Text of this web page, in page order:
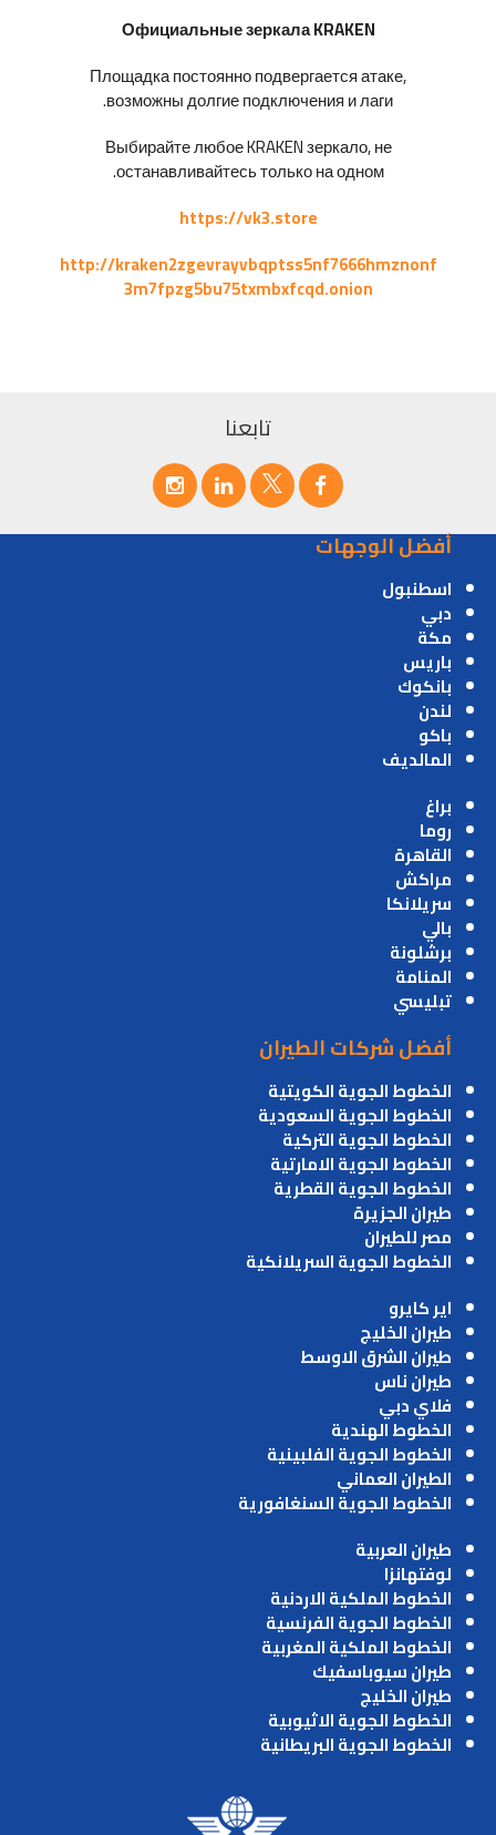
Официальные зеркала KRAKEN
Площадка постоянно подвергается атаке,
возможны долгие подключения и лаги.
Выбирайте любое KRAKEN зеркало, не
останавливайтесь только на одном.
https://vk3.store
http://kraken2zgevrayvbqptss5nf7666hmznonf
3m7fpzg5bu75txmbxfcqd.onion
تابعنا
أفضل الوجهات
اسطنبول
دبي
مكة
باريس
بانكوك
لندن
باكو
المالديف
براغ
روما
القاهرة
مراكش
سريلانكا
بالي
برشلونة
المنامة
تبليسي
أفضل شركات الطيران
الخطوط الجوية الكويتية
الخطوط الجوية السعودية
الخطوط الجوية التركية
الخطوط الجوية الامارتية
الخطوط الجوية القطرية
طيران الجزيرة
مصر للطيران
الخطوط الجوية السريلانكية
اير كايرو
طيران الخليج
طيران الشرق الاوسط
طيران ناس
فلاي دبي
الخطوط الهندية
الخطوط الجوية الفلبينية
الطيران العماني
الخطوط الجوية السنغافورية
طيران العربية
لوفتهانزا
الخطوط الملكية الاردنية
الخطوط الجوية الفرنسية
الخطوط الملكية المغربية
طيران سيوباسفيك
طيران الخليج
الخطوط الجوية الاثيوبية
الخطوط الجوية البريطانية